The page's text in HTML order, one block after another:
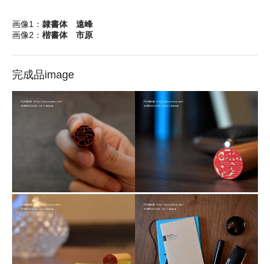
画像1： 隷書体 遠峰
画像2： 楷書体 市原
完成品image